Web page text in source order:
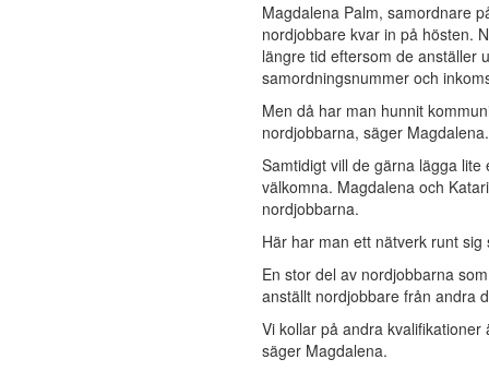
Magdalena Palm, samordnare
nordjobbare kvar in på hösten.
längre tid eftersom de anställer
samordningsnummer och
Men då har man hunnit
nordjobbarna, säger Magdalena.
Samtidigt vill de gärna lägga
välkomna. Magdalena och
nordjobbarna.
Här har man ett nätverk runt
En stor del av nordjobbarna
anställt nordjobbare från andra
Vi kollar på andra
säger Magdalena.